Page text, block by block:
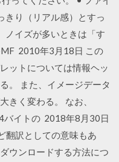
きり（リアル感）とすっ
ノイズが多いときは「す
MF 2010年3月18日 この
ットについては情報ヘッ
。 また、イメージデータ
きく変わる。 なお、
バイトの 2018年8月30日
翻訳としての意味もあ
ウンロードする方法につ